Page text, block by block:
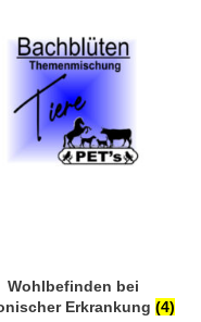
Wohlbefinden bei
Erkrankung (4)